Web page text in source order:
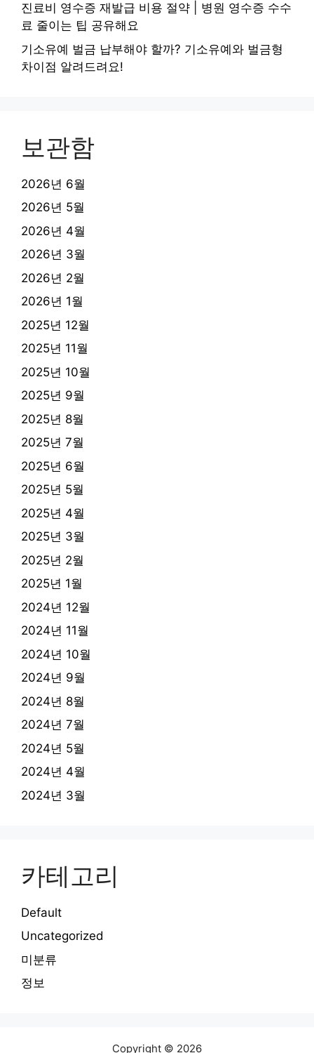
진료비 영수증 재발급 비용 절약 | 병원 영수증 수수
료 줄이는 팁 공유해요
기소유예 벌금 납부해야 할까? 기소유예와 벌금형
차이점 알려드려요!
보관함
2026년 6월
2026년 5월
2026년 4월
2026년 3월
2026년 2월
2026년 1월
2025년 12월
2025년 11월
2025년 10월
2025년 9월
2025년 8월
2025년 7월
2025년 6월
2025년 5월
2025년 4월
2025년 3월
2025년 2월
2025년 1월
2024년 12월
2024년 11월
2024년 10월
2024년 9월
2024년 8월
2024년 7월
2024년 5월
2024년 4월
2024년 3월
카테고리
Default
Uncategorized
미분류
정보
Copyright © 2026